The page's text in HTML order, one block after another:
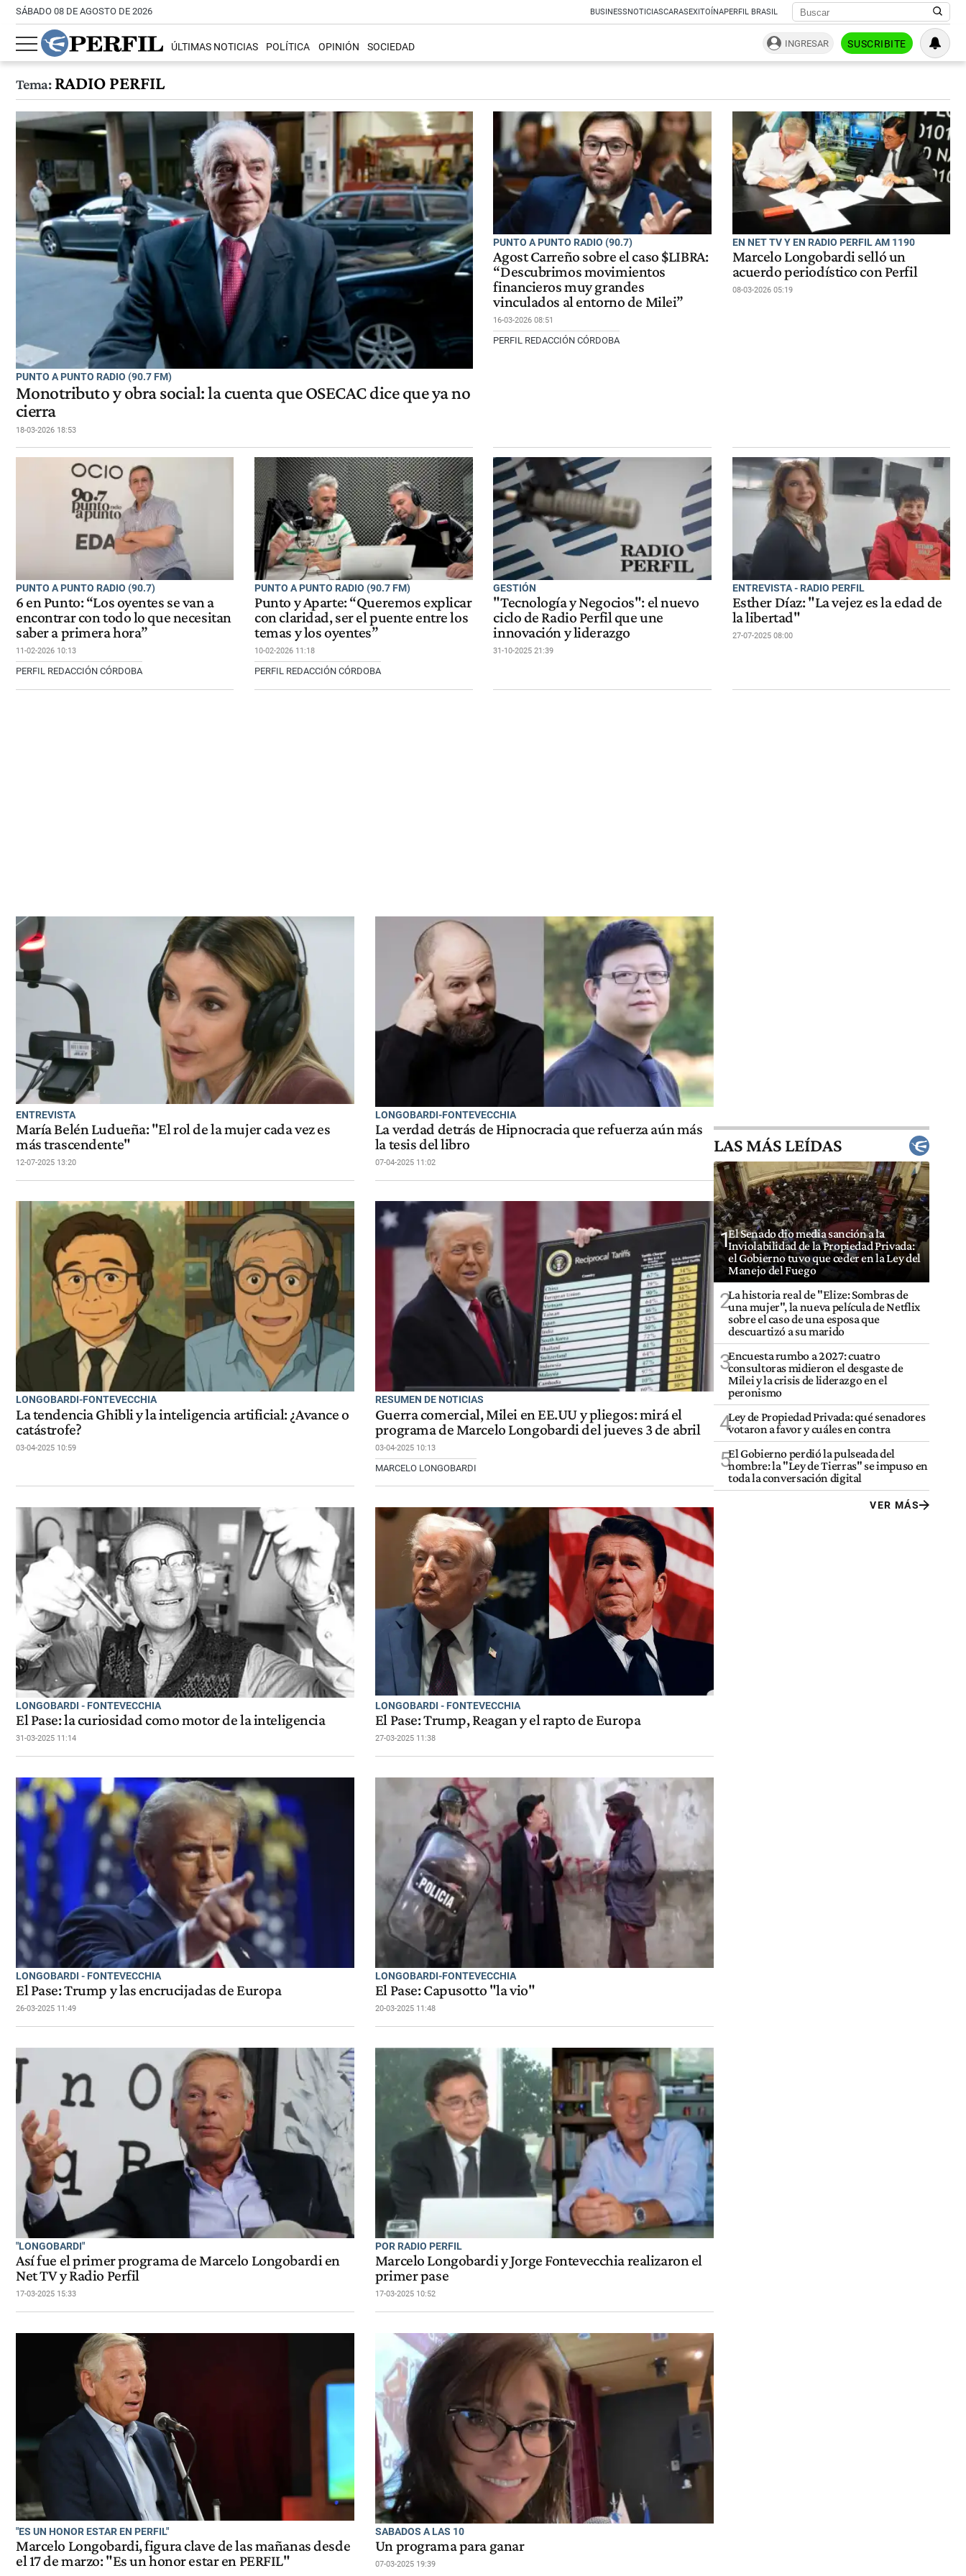
SÁBADO 08 DE AGOSTO DE 2026 BUSINESSNOTICIASCARASEXITOÍNAPERFIL BRASIL
ÚLTIMAS NOTICIAS POLÍTICA OPINIÓN SOCIEDAD INGRESAR SUSCRIBITE
Tema:RADIO PERFIL
PUNTO A PUNTO RADIO (90.7 FM)
Monotributo y obra social: la cuenta que OSECAC dice que ya no
cierra
18-03-2026 18:53
PUNTO A PUNTO RADIO (90.7)
Agost Carreño sobre el caso $LIBRA:
“Descubrimos movimientos
financieros muy grandes
vinculados al entorno de Milei”
16-03-2026 08:51
PERFIL REDACCIÓN CÓRDOBA
EN NET TV Y EN RADIO PERFIL AM 1190
Marcelo Longobardi selló un
acuerdo periodístico con Perfil
08-03-2026 05:19
PUNTO A PUNTO RADIO (90.7)
6 en Punto: “Los oyentes se van a
encontrar con todo lo que necesitan
saber a primera hora”
11-02-2026 10:13
PERFIL REDACCIÓN CÓRDOBA
PUNTO A PUNTO RADIO (90.7 FM)
Punto y Aparte: “Queremos explicar
con claridad, ser el puente entre los
temas y los oyentes”
10-02-2026 11:18
PERFIL REDACCIÓN CÓRDOBA
GESTIÓN
"Tecnología y Negocios": el nuevo
ciclo de Radio Perfil que une
innovación y liderazgo
31-10-2025 21:39
ENTREVISTA - RADIO PERFIL
Esther Díaz: "La vejez es la edad de
la libertad"
27-07-2025 08:00
ENTREVISTA
María Belén Ludueña: "El rol de la mujer cada vez es
más trascendente"
12-07-2025 13:20
LONGOBARDI-FONTEVECCHIA
La verdad detrás de Hipnocracia que refuerza aún más
la tesis del libro
07-04-2025 11:02
LONGOBARDI-FONTEVECCHIA
La tendencia Ghibli y la inteligencia artificial: ¿Avance o
catástrofe?
03-04-2025 10:59
RESUMEN DE NOTICIAS
Guerra comercial, Milei en EE.UU y pliegos: mirá el
programa de Marcelo Longobardi del jueves 3 de abril
03-04-2025 10:13
MARCELO LONGOBARDI
LONGOBARDI - FONTEVECCHIA
El Pase: la curiosidad como motor de la inteligencia
31-03-2025 11:14
LONGOBARDI - FONTEVECCHIA
El Pase: Trump, Reagan y el rapto de Europa
27-03-2025 11:38
LONGOBARDI - FONTEVECCHIA
El Pase: Trump y las encrucijadas de Europa
26-03-2025 11:49
LONGOBARDI-FONTEVECCHIA
El Pase: Capusotto "la vio"
20-03-2025 11:48
"LONGOBARDI"
Así fue el primer programa de Marcelo Longobardi en
Net TV y Radio Perfil
17-03-2025 15:33
POR RADIO PERFIL
Marcelo Longobardi y Jorge Fontevecchia realizaron el
primer pase
17-03-2025 10:52
"ES UN HONOR ESTAR EN PERFIL"
Marcelo Longobardi, figura clave de las mañanas desde
el 17 de marzo: "Es un honor estar en PERFIL"
SABADOS A LAS 10
Un programa para ganar
07-03-2025 19:39
LAS MÁS LEÍDAS
1El Senado dio media sanción a la
Inviolabilidad de la Propiedad Privada:
el Gobierno tuvo que ceder en la Ley del
Manejo del Fuego
2La historia real de "Elize: Sombras de
una mujer", la nueva película de Netflix
sobre el caso de una esposa que
descuartizó a su marido
3Encuesta rumbo a 2027: cuatro
consultoras midieron el desgaste de
Milei y la crisis de liderazgo en el
peronismo
4Ley de Propiedad Privada: qué senadores
votaron a favor y cuáles en contra
5El Gobierno perdió la pulseada del
nombre: la "Ley de Tierras" se impuso en
toda la conversación digital
VER MÁS